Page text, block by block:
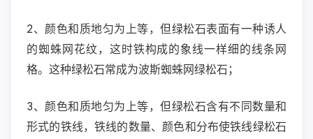
2、颜色和质地匀为上等，但绿松石表面有一种诱人
的蜘蛛网花纹，这时铁构成的象线一样细的线条网
格。这种绿松石常成为波斯蜘蛛网绿松石；
3、颜色和质地匀为上等，但绿松石含有不同数量和
形式的铁线，铁线的数量、颜色和分布使铁线绿松石